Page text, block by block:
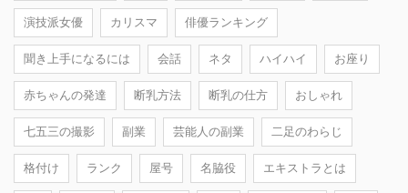
演技派女優 カリスマ 俳優ランキング
聞き上手になるには 会話 ネタ ハイハイ お座り
赤ちゃんの発達 断乳方法 断乳の仕方 おしゃれ
七五三の撮影 副業 芸能人の副業 二足のわらじ
格付け ランク 屋号 名脇役 エキストラとは